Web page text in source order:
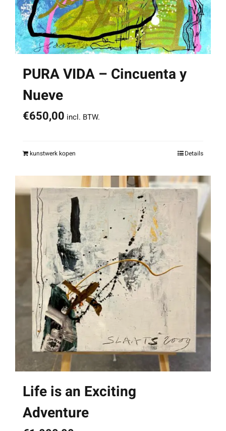
PURA VIDA – Cincuenta y
Nueve
€650,00 incl. BTW.
kunstwerk kopen Details
Life is an Exciting
Adventure